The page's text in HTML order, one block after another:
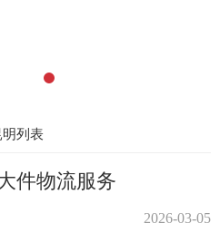
明列表
件物流服务
2026-03-05